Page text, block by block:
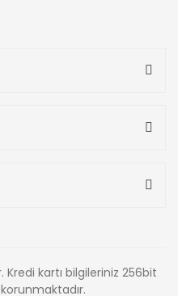
Kredi kartı bilgileriniz 256bit